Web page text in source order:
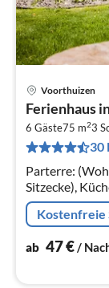
Voorthuizen
Ferienhaus
6 Gäste75 m23
30
Parterre:
Sitzecke),
Kühlschrank,
Kostenfreie
ab 47€/